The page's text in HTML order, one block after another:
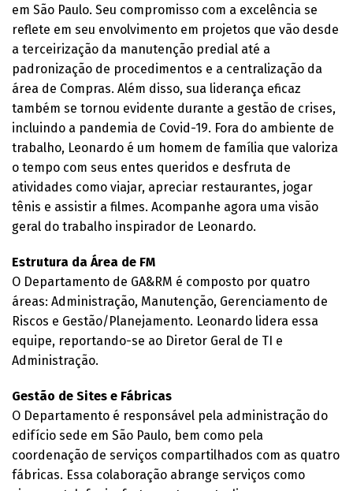
em São Paulo. Seu compromisso com a excelência se
reflete em seu envolvimento em projetos que vão desde
a terceirização da manutenção predial até a
padronização de procedimentos e a centralização da
área de Compras. Além disso, sua liderança eficaz
também se tornou evidente durante a gestão de crises,
incluindo a pandemia de Covid-19. Fora do ambiente de
trabalho, Leonardo é um homem de família que valoriza
o tempo com seus entes queridos e desfruta de
atividades como viajar, apreciar restaurantes, jogar
tênis e assistir a filmes. Acompanhe agora uma visão
geral do trabalho inspirador de Leonardo.
Estrutura da Área de FM
O Departamento de GA&RM é composto por quatro
áreas: Administração, Manutenção, Gerenciamento de
Riscos e Gestão/Planejamento. Leonardo lidera essa
equipe, reportando-se ao Diretor Geral de TI e
Administração.
Gestão de Sites e Fábricas
O Departamento é responsável pela administração do
edifício sede em São Paulo, bem como pela
coordenação de serviços compartilhados com as quatro
fábricas. Essa colaboração abrange serviços como